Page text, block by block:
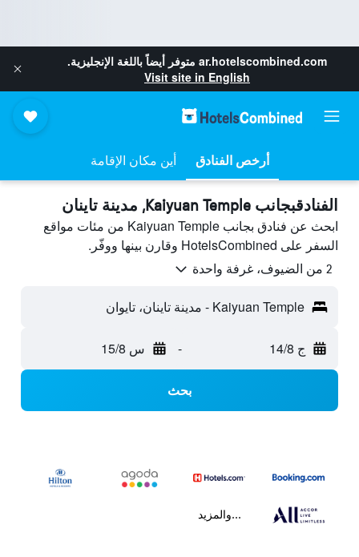
ar.hotelscombined.com متوفر أيضاً باللغة الإنجليزية.
Visit site in English
أرخص الفنادق أين مكان الإقامة
الفنادقبجانب Kaiyuan Temple, مدينة تاينان
ابحث عن فنادق بجانب Kaiyuan Temple من مئات مواقع
السفر على HotelsCombined وقارن بينها ووفّر.
2 من الضيوف، غرفة واحدة
Kaiyuan Temple - مدينة تاينان، تايوان
ج 14/8 - س 15/8
بحث
...والمزيد